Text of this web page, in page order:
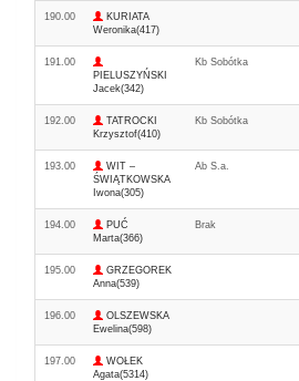
190.00
KURIATA
Weronika(417)
191.00
PIELUSZYŃSKI
Jacek(342)
Kb Sobótka
192.00
TATROCKI
Krzysztof(410)
Kb Sobótka
193.00
WIT –
ŚWIĄTKOWSKA
Iwona(305)
Ab S.a.
194.00
PUĆ
Marta(366)
Brak
195.00
GRZEGOREK
Anna(539)
196.00
OLSZEWSKA
Ewelina(598)
197.00
WOŁEK
Agata(5314)